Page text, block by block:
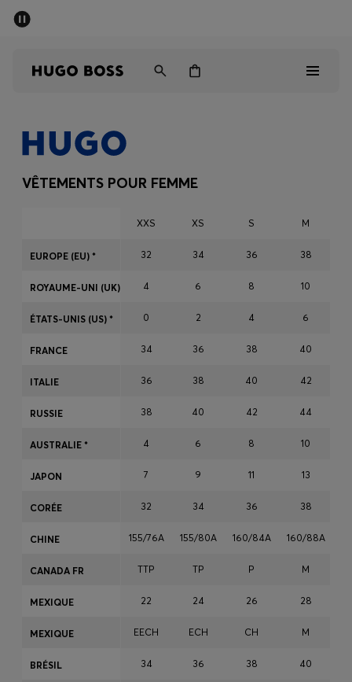
Homme
Découvrez
Favoris (
FAQ et aide
VÊTEMENTS POUR FEMME
XXS XS S M
32 34 36 38
4 6 8 10
0 2 4 6
34 36 38 40
36 38 40 42
38 40 42 44
4 6 8 10
7 9 11 13
32 34 36 38
155/76A 155/80A 160/84A 160/88A
TTP TP P M
22 24 26 28
EECH ECH CH M
34 36 38 40
EUROPE (EU) *
ROYAUME-UNI (UK) *
ÉTATS-UNIS (US) *
FRANCE
ITALIE
RUSSIE
AUSTRALIE *
JAPON
CORÉE
CHINE
CANADA FR
MEXIQUE
MEXIQUE
BRÉSIL